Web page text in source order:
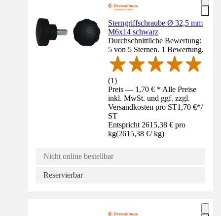
Sterngriffschraube Ø 32,5 mm
M6x14 schwarz
Durchschnittliche Bewertung:
5 von 5 Sternen. 1 Bewertung.
(1)
Preis — 1,70 € * Alle Preise
inkl. MwSt. und ggf. zzgl.
Versandkosten pro ST1,70 €*/
ST
Entspricht 2615,38 € pro
kg(2615,38 €/ kg)
Nicht online bestellbar
Reservierbar